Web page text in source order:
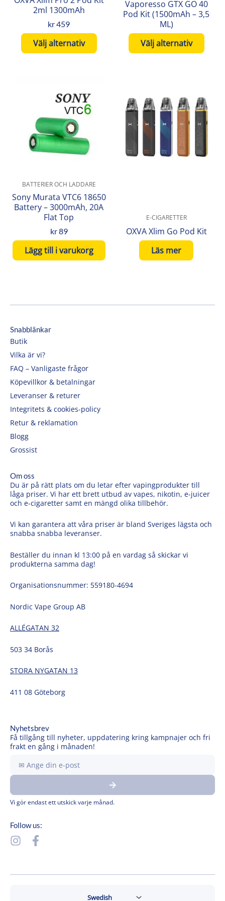
2ml 1300mAh
kr459
Välj alternativ
väljas
produktsidan
Vaporesso GTX GO 40
Pod Kit (1500mAh – 3,5
ML)
Välj alternativ
väljas
på
produktsidan
BATTERIER OCH LADDARE
Sony Murata VTC6 18650
Battery – 3000mAh, 20A
Flat Top
kr89
Lägg till i varukorg
E-CIGARETTER
OXVA Xlim Go Pod Kit
Läs mer
Snabblänkar
Butik
Vilka är vi?
FAQ – Vanligaste frågor
Köpevillkor & betalningar
Leveranser & returer
Integritets & cookies-policy
Retur & reklamation
Blogg
Grossist
Om oss
Du är på rätt plats om du letar efter vapingprodukter till
låga priser. Vi har ett brett utbud av vapes, nikotin, e-juicer
och e-cigaretter samt en mängd olika tillbehör.
Vi kan garantera att våra priser är bland Sveriges lägsta och
snabba snabba leveranser.
Beställer du innan kl 13:00 på en vardag så skickar vi
produkterna samma dag!
Organisationsnummer: 559180-4694
Nordic Vape Group AB
ALLÉGATAN 32
503 34 Borås
STORA NYGATAN 13
411 08 Göteborg
Nyhetsbrev
Få tillgång till nyheter, uppdatering kring kampnajer och fri
frakt en gång i månaden!
din
e-
Submit
Vi gör endast ett utskick varje månad.
Follow us:
I
t
F
a
e